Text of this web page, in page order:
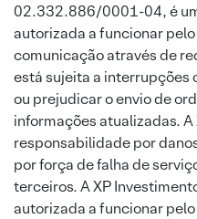
02.332.886/0001-04, é
autorizada a funcionar
comunicação através de
está sujeita a interrupções
ou prejudicar o envio de
informações atualizadas.
responsabilidade por
por força de falha de
terceiros. A XP
autorizada a funcionar